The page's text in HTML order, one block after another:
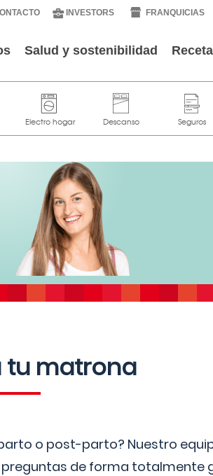
INVESTORS FRANQUICIAS
Salud y sostenibilidad
tu matrona
o post-parto? Nuestro
de forma totalmente